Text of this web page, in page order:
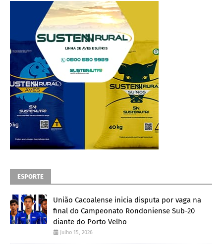
ESPORTE
União Cacoalense inicia disputa por vaga na
final do Campeonato Rondoniense Sub-20
diante do Porto Velho
Julho 15, 2026